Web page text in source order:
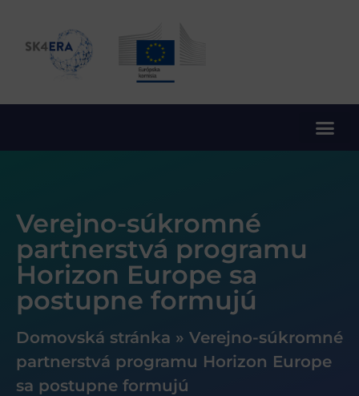
Verejno-súkromné
partnerstvá programu
Horizon Europe sa
postupne formujú
Domovská stránka » Verejno-súkromné
partnerstvá programu Horizon Europe
sa postupne formujú